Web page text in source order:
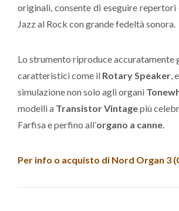
originali, consente di eseguire repertori
Jazz al Rock con grande fedeltà sonora.
Lo strumento riproduce
caratteristici come il Rotary Speaker,
simulazione non solo agli organi
modelli a Transistor Vintagepiù
Farfisa e perfino all’organo a canne.
Per info o acquisto di Nord Organ 3